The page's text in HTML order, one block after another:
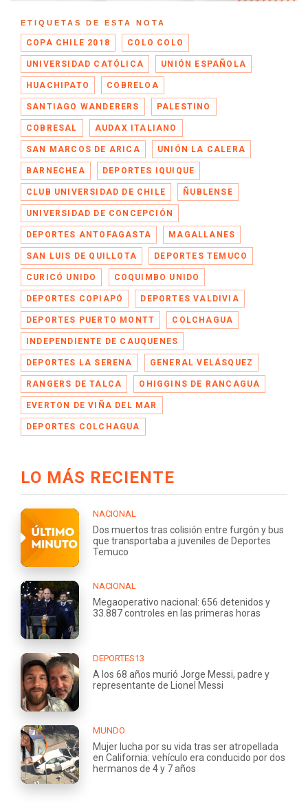
ETIQUETAS DE ESTA NOTA
COPA CHILE 2018 COLO COLO
UNIVERSIDAD CATÓLICA UNIÓN ESPAÑOLA
HUACHIPATO COBRELOA
SANTIAGO WANDERERS PALESTINO
COBRESAL AUDAX ITALIANO
SAN MARCOS DE ARICA UNIÓN LA CALERA
BARNECHEA DEPORTES IQUIQUE
CLUB UNIVERSIDAD DE CHILE ÑUBLENSE
UNIVERSIDAD DE CONCEPCIÓN
DEPORTES ANTOFAGASTA MAGALLANES
SAN LUIS DE QUILLOTA DEPORTES TEMUCO
CURICÓ UNIDO COQUIMBO UNIDO
DEPORTES COPIAPÓ DEPORTES VALDIVIA
DEPORTES PUERTO MONTT COLCHAGUA
INDEPENDIENTE DE CAUQUENES
DEPORTES LA SERENA GENERAL VELÁSQUEZ
RANGERS DE TALCA OHIGGINS DE RANCAGUA
EVERTON DE VIÑA DEL MAR
DEPORTES COLCHAGUA
LO MÁS RECIENTE
NACIONAL
Dos muertos tras colisión entre furgón y bus
que transportaba a juveniles de Deportes
Temuco
NACIONAL
Megaoperativo nacional: 656 detenidos y
33.887 controles en las primeras horas
DEPORTES13
A los 68 años murió Jorge Messi, padre y
representante de Lionel Messi
MUNDO
Mujer lucha por su vida tras ser atropellada
en California: vehículo era conducido por dos
hermanos de 4 y 7 años